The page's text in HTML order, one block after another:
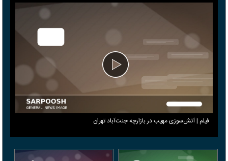
فیلم | آتش‌سوزی مهیب در بازارچه جنت‌آباد تهران